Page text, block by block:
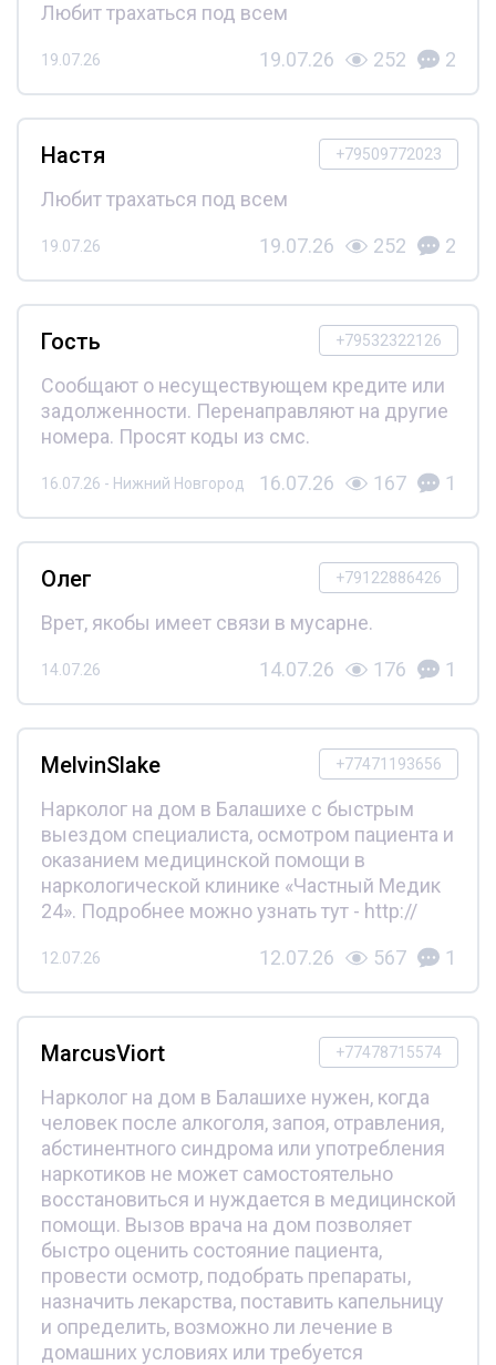
Любит трахаться под всем
19.07.26 19.07.26 252 2
+79509772023
Настя
Любит трахаться под всем
19.07.26 19.07.26 252 2
+79532322126
Гость
Сообщают о несуществующем кредите или
задолженности. Перенаправляют на другие
номера. Просят коды из смс.
16.07.26 - Нижний Новгород 16.07.26 167 1
+79122886426
Олег
Врет, якобы имеет связи в мусарне.
14.07.26 14.07.26 176 1
+77471193656
MelvinSlake
Нарколог на дом в Балашихе с быстрым
выездом специалиста, осмотром пациента и
оказанием медицинской помощи в
наркологической клинике «Частный Медик
24». Подробнее можно узнать тут - http://
12.07.26 12.07.26 567 1
+77478715574
MarcusViort
Нарколог на дом в Балашихе нужен, когда
человек после алкоголя, запоя, отравления,
абстинентного синдрома или употребления
наркотиков не может самостоятельно
восстановиться и нуждается в медицинской
помощи. Вызов врача на дом позволяет
быстро оценить состояние пациента,
провести осмотр, подобрать препараты,
назначить лекарства, поставить капельницу
и определить, возможно ли лечение в
домашних условиях или требуется